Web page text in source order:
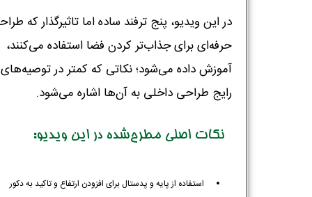
در این ویدیو، پنج ترفند ساده اما تاثیرگذار که
حرفه‌ای برای جذاب‌تر کردن فضا استفاده می‌کنند،
آموزش داده می‌شود؛ نکاتی که کمتر در توصیه‌های
رایج طراحی داخلی به آن‌ها اشاره می‌شود.
نکات اصلی مطرح‌شده در این ویدیو:
استفاده از پایه و پدستال برای افزودن ارتفاع و تاکید به دکور